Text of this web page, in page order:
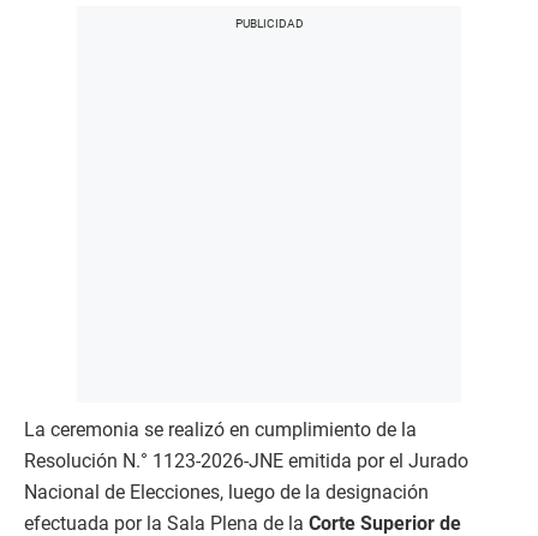
La ceremonia se realizó en cumplimiento de la
Resolución N.° 1123-2026-JNE emitida por el Jurado
Nacional de Elecciones, luego de la designación
efectuada por la Sala Plena de la Corte Superior de